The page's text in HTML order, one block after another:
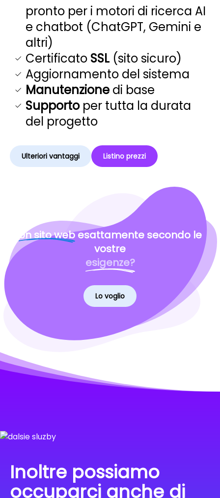
pronto per i motori di ricerca AI
e chatbot (ChatGPT, Gemini e
altri)
Certificato SSL (sito sicuro)
Aggiornamento del sistema
Manutenzione di base
Supportoper tutta la durata
del progetto
Ulteriori vantaggi Listino prezzi
Un sito webesattamente secondo le
vostre
esigenze?
Lo voglio
Inoltre possiamo
occuparci anche di